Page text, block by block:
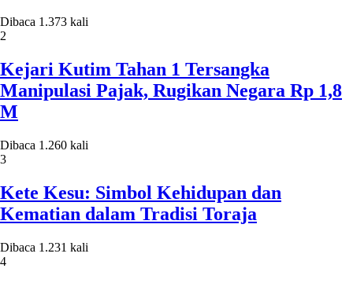
Dibaca 1.373 kali
2
Kejari Kutim Tahan 1 Tersangka
Manipulasi Pajak, Rugikan Negara Rp 1,8
M
Dibaca 1.260 kali
3
Kete Kesu: Simbol Kehidupan dan
Kematian dalam Tradisi Toraja
Dibaca 1.231 kali
4